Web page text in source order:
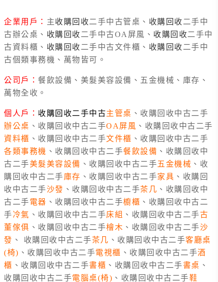
企業用戶： 主收購回收二手中古管桌、 收購回收二手中
古辦公桌、 收購回收二手中古OA屏風、 收購回收二手中
古資料櫃、 收購回收二手中古文件櫃、 收購回收二手中
古個類事務機、萬物皆可。
公司戶： 餐飲設備、美髮美容設備、五金機械、庫存、
萬物全收。
個人戶： 收購回收二手中古主管桌 、收購回收中古二手
辦公桌 、收購回收中古二手OA 屏風 、收購回收中古二手
資料櫃 、收購回收中古二手文件櫃 、收購回收中古二手
各類事務機 、收購回收中古二手餐飲設備 、收購回收中
古二手美髮美容設備 、收購回收中古二手五金機械 、收
購回收中古二手庫存 、收購回收中古二手家具 、收購回
收中古二手沙發 、收購回收中古二手茶几 、收購回收中
古二手電器 、收購回收中古二手櫥櫃 、收購回收中古二
手冷氣 、收購回收中古二手床組 、收購回收中古二手古
董傢俱 、收購回收中古二手檜木 、收購回收中古二手沙
發 、 收購回收中古二手茶几 、收購回收中古二手客廳桌
(椅) 、收購回收中古二手電視櫃 、收購回收中古二手酒
櫃 、收購回收中古二手書櫃 、收購回收中古二手書桌 、
收購回收中古二手電腦桌(椅) 、收購回收中古二手鞋